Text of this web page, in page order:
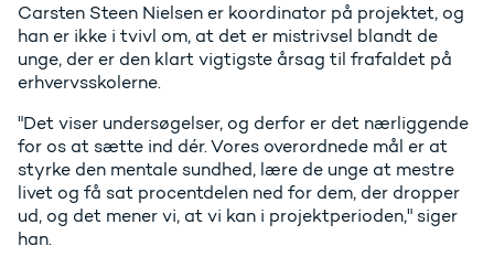
Carsten Steen Nielsen er koordinator på projektet, og
han er ikke i tvivl om, at det er mistrivsel blandt de
unge, der er den klart vigtigste årsag til frafaldet på
erhvervsskolerne.
"Det viser undersøgelser, og derfor er det nærliggende
for os at sætte ind dér. Vores overordnede mål er at
styrke den mentale sundhed, lære de unge at mestre
livet og få sat procentdelen ned for dem, der dropper
ud, og det mener vi, at vi kan i projektperioden," siger
han.